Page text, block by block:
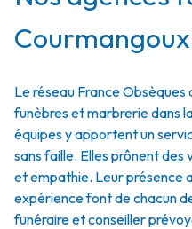
Courmangoux
Le réseau France
funèbres et marbrerie dans
équipes y apportent un
sans faille. Elles prônent
et empathie. Leur présence
expérience font de chacun
funéraire et conseiller